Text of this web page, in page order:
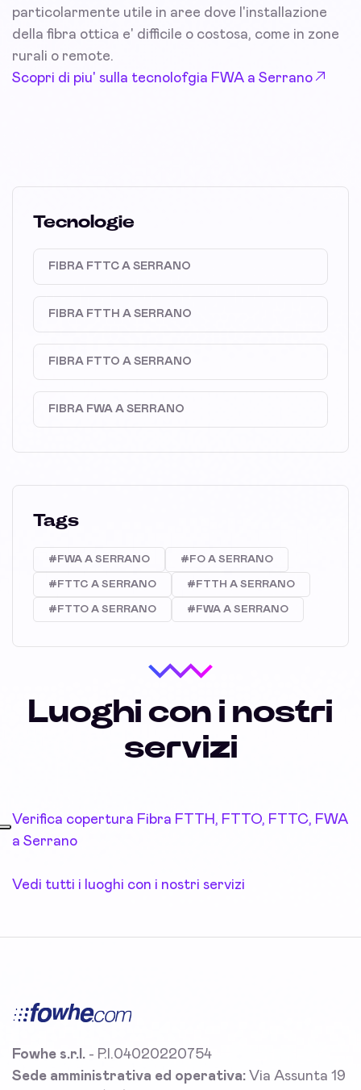
particolarmente utile in aree dove l'installazione
della fibra ottica e' difficile o costosa, come in zone
rurali o remote.
Scopri di piu' sulla tecnolofgia FWA a Serrano
Tecnologie
FIBRA FTTC A SERRANO
FIBRA FTTH A SERRANO
FIBRA FTTO A SERRANO
FIBRA FWA A SERRANO
Tags
#FWA A SERRANO #FO A SERRANO
#FTTC A SERRANO #FTTH A SERRANO
#FTTO A SERRANO #FWA A SERRANO
Luoghi con i nostri
servizi
Verifica copertura Fibra FTTH, FTTO, FTTC, FWA
a Serrano
Vedi tutti i luoghi con i nostri servizi
Fowhe s.r.l. - P.I.04020220754
Sede amministrativa ed operativa: Via Assunta 19